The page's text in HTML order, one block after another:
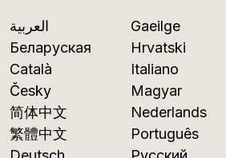
العربية
Беларуская
Català
Česky
简体中文
繁體中文
Gaeilge
Hrvatski
Italiano
Magyar
Nederlands
Português